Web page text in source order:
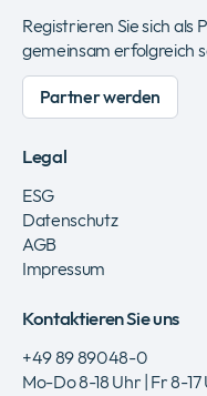
Registrieren Sie sich als
gemeinsam erfolgreich
Partner werden
Legal
ESG
Datenschutz
AGB
Impressum
Kontaktieren Sie uns
+49 89 89048-0
Mo-Do 8-18 Uhr | Fr 8-17